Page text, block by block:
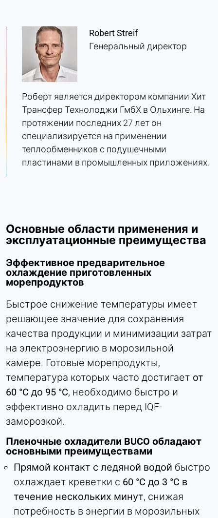
Robert Streif
Генеральный директор
Роберт является директором компании Хит
Трансфер Технолоджи ГмбХ в Ольхинге. На
протяжении последних 27 лет он
специализируется на применении
теплообменников с подушечными
пластинами в промышленных приложениях.
Основные области применения и
эксплуатационные преимущества
Эффективное предварительное
охлаждение приготовленных
морепродуктов
Быстрое снижение температуры имеет
решающее значение для сохранения
качества продукции и минимизации затрат
на электроэнергию в морозильной
камере. Готовые морепродукты,
температура которых часто достигает от
60 °C до 95 °C, необходимо быстро и
эффективно охладить перед IQF-
заморозкой.
Пленочные охладители BUCO обладают
основными преимуществами
Прямой контакт с ледяной водой быстро
охлаждает креветки с 60 °C до 3 °C в
течение нескольких минут, снижая
потребность в энергии в морозильных
маркетинга и идентификации посетителей,
связанных с бизнесом.
LinkedIn
Name:
bcookie, li_gc, lidc
Provider:
Корпорация LinkedIn
Purpose:
Отслеживание конверсии
Cookie duration:
Name:
_li_id.#, _li_id.#.expires, _li_ses.#,
_li_ses.#.expires, _li_ses.#.expires,
snowplowOutQueue_#_post2.expires
Provider:
Идентификация компании (B2B)
Постоянный
Hotjar
hjSession#, hjSessionUser#,
_hjAbsoluteSessionInProgress
Provider:
Hotjar Ltd.
Purpose:
Анализ поведения пользователей
Cookie duration:
Сессия - 1 год